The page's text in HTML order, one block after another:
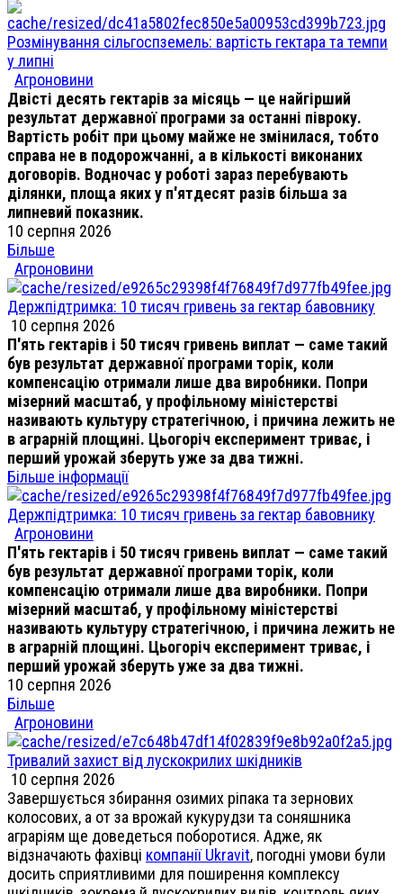
Розмінування сільгоспземель: вартість гектара та темпи
у липні
Агроновини
Двісті десять гектарів за місяць — це найгірший
результат державної програми за останні півроку.
Вартість робіт при цьому майже не змінилася, тобто
справа не в подорожчанні, а в кількості виконаних
договорів. Водночас у роботі зараз перебувають
ділянки, площа яких у п'ятдесят разів більша за
липневий показник.
10 серпня 2026
Більше
Агроновини
Держпідтримка: 10 тисяч гривень за гектар бавовнику
10 серпня 2026
П'ять гектарів і 50 тисяч гривень виплат — саме такий
був результат державної програми торік, коли
компенсацію отримали лише два виробники. Попри
мізерний масштаб, у профільному міністерстві
називають культуру стратегічною, і причина лежить не
в аграрній площині. Цьогоріч експеримент триває, і
перший урожай зберуть уже за два тижні.
Більше інформації
Держпідтримка: 10 тисяч гривень за гектар бавовнику
Агроновини
П'ять гектарів і 50 тисяч гривень виплат — саме такий
був результат державної програми торік, коли
компенсацію отримали лише два виробники. Попри
мізерний масштаб, у профільному міністерстві
називають культуру стратегічною, і причина лежить не
в аграрній площині. Цьогоріч експеримент триває, і
перший урожай зберуть уже за два тижні.
10 серпня 2026
Більше
Агроновини
Тривалий захист від лускокрилих шкідників
10 серпня 2026
Завершується збирання озимих ріпака та зернових
колосових, а от за врожай кукурудзи та соняшника
аграріям ще доведеться поборотися. Адже, як
відзначають фахівці компанії Ukravit, погодні умови були
досить сприятливими для поширення комплексу